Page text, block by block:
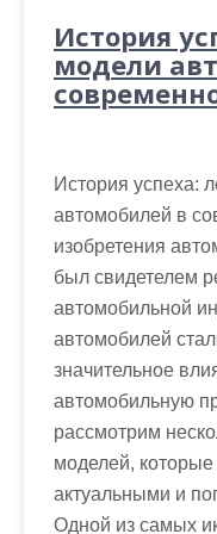
История
модели
История успеха:
автомобилей в
изобретения
был свидетелем
автомобильной
автомобилей
значительное
автомобильную
рассмотрим
моделей,
актуальными и
Одной из самых